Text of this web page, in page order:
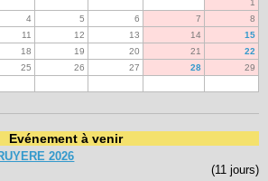
1
4 5 6 7
8
11 12 13 14
15
18 19 20 21
22
25 26 27 28
29
Evénement à venir
2026
(11 jours)